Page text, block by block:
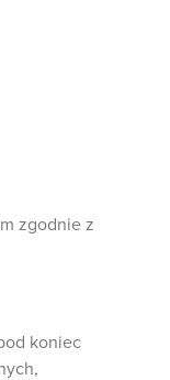
zgodnie z
koniec